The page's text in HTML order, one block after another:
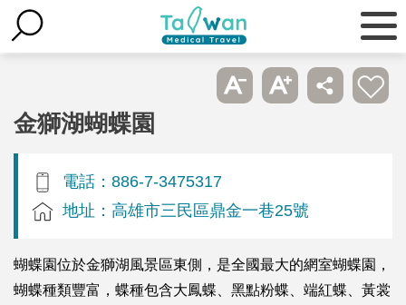
金獅湖蝴蝶園
電話：886-7-3475317
地址：高雄市三民區鼎金一巷25號
蝴蝶園位於金獅湖風景區東側，是全國最大的網室蝴蝶園，
蝴蝶種類豐富，蝶種包含大鳳蝶、黑點粉蝶、端紅蝶、黃裳